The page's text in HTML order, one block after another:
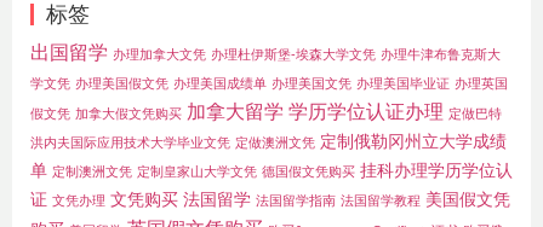
标签
出国留学 办理加拿大文凭 办理杜伊斯堡-埃森大学文凭 办理牛津布鲁克斯大
学文凭 办理美国假文凭 办理美国成绩单 办理美国文凭 办理美国毕业证 办理英国
假文凭 加拿大假文凭购买 加拿大留学 学历学位认证办理 定做巴特
洪内夫国际应用技术大学毕业文凭 定做澳洲文凭 定制俄勒冈州立大学成绩
单 定制澳洲文凭 定制皇家山大学文凭 德国假文凭购买 挂科办理学历学位认
证 文凭办理 文凭购买 法国留学 法国留学指南 法国留学教程 美国假文凭